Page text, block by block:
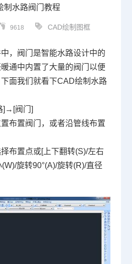
制水路阀门教程
9618 CAD绘制图框
，阀门是智能水路设计中的
通中内置了大量的阀门以便
面我们就看下CAD绘制水路
] → 阀门
布置阀门，或者沿管线布置
布置点或[ 上下翻转(S)/左右
(W)/旋转90°(A)/旋转(R)/直径